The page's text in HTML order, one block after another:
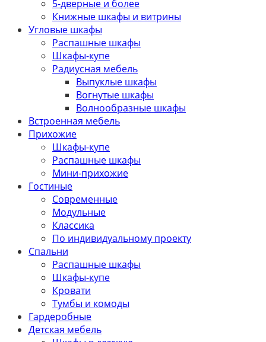
5-дверные и более
Книжные шкафы и витрины
Угловые шкафы
Распашные шкафы
Шкафы-купе
Радиусная мебель
Выпуклые шкафы
Вогнутые шкафы
Волнообразные шкафы
Встроенная мебель
Прихожие
Шкафы-купе
Распашные шкафы
Мини-прихожие
Гостиные
Современные
Модульные
Классика
По индивидуальному проекту
Спальни
Распашные шкафы
Шкафы-купе
Кровати
Тумбы и комоды
Гардеробные
Детская мебель